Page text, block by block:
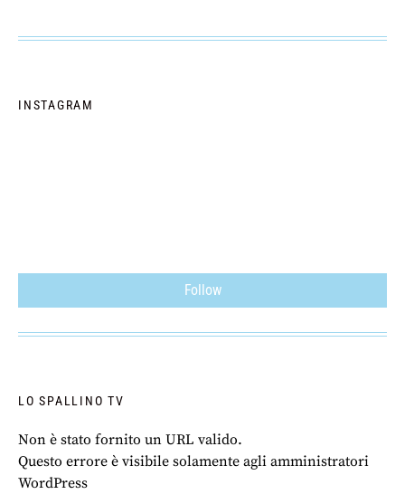
INSTAGRAM
Follow
LO SPALLINO TV
Non è stato fornito un URL valido.
Questo errore è visibile solamente agli amministratori
WordPress